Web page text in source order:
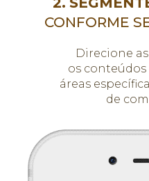
CONFORME
Direcione
os conteúdos
áreas
de